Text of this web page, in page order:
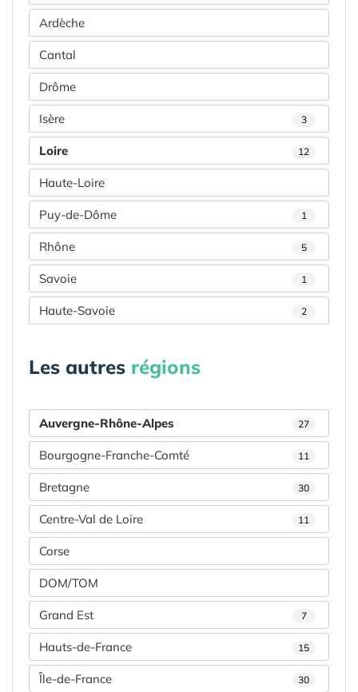
Ardèche
Cantal
Drôme
Isère 3
Loire 12
Haute-Loire
Puy-de-Dôme 1
Rhône 5
Savoie 1
Haute-Savoie 2
Les autres régions
Auvergne-Rhône-Alpes 27
Bourgogne-Franche-Comté 11
Bretagne 30
Centre-Val de Loire 11
Corse
DOM/TOM
Grand Est 7
Hauts-de-France 15
Île-de-France 30